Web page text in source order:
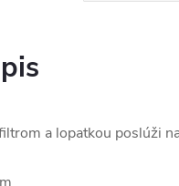
a lopatkou poslúži